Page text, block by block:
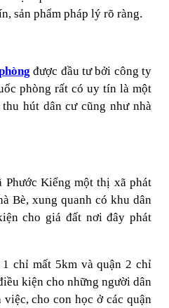
sản phẩm pháp lý rõ ràng.
được đầu tư bởi công ty
phòng rất có uy tín là một
hút dân cư cũng như nhà
Phước Kiểng một thị xã phát
Bè, xung quanh có khu dân
cho giá đất nơi đây phát
chỉ mất 5km và quận 2 chỉ
kiện cho những người dân
cho con học ở các quận